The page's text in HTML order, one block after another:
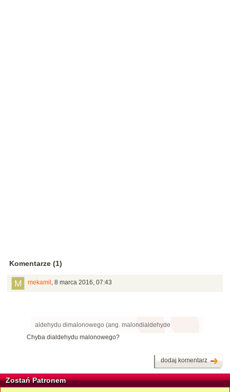
Komentarze (1)
mekamil , 8 marca 2016, 07:43
aldehydu dimalonowego (ang. malondialdehyde
Chyba dialdehydu malonowego?
dodaj komentarz
Zostań Patronem